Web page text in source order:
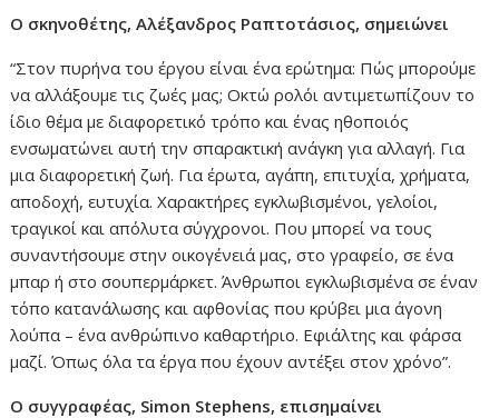
Ο σκηνοθέτης, Αλέξανδρος Ραπτοτάσιος, σημειώνει
“Στον πυρήνα του έργου είναι ένα ερώτημα: Πώς μπορούμε
να αλλάξουμε τις ζωές μας; Οκτώ ρολόι αντιμετωπίζουν το
ίδιο θέμα με διαφορετικό τρόπο και ένας ηθοποιός
ενσωματώνει αυτή την σπαρακτική ανάγκη για αλλαγή. Για
μια διαφορετική ζωή. Για έρωτα, αγάπη, επιτυχία, χρήματα,
αποδοχή, ευτυχία. Χαρακτήρες εγκλωβισμένοι, γελοίοι,
τραγικοί και απόλυτα σύγχρονοι. Που μπορεί να τους
συναντήσουμε στην οικογένειά μας, στο γραφείο, σε ένα
μπαρ ή στο σουπερμάρκετ. Άνθρωποι εγκλωβισμένα σε έναν
τόπο κατανάλωσης και αφθονίας που κρύβει μια άγονη
λούπα – ένα ανθρώπινο καθαρτήριο. Εφιάλτης και φάρσα
μαζί. Όπως όλα τα έργα που έχουν αντέξει στον χρόνο”.
Ο συγγραφέας, Simon Stephens, επισημαίνει